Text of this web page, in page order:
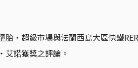
胎，超級市場與法蘭西島大區快鐵
艾諾獲獎之評論。